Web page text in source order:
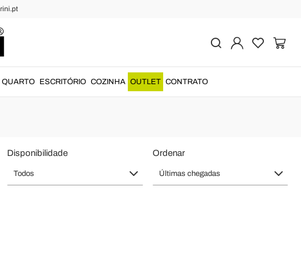
QUARTO ESCRITÓRIO COZINHA OUTLET CONTRATO
para Idoso
para auxiliá-los no dia a dia comconforto
Disponibilidade
Todos
Ordenar
Últimas chegadas